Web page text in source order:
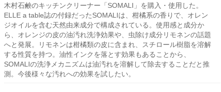
木村石鹸のキッチンクリーナー「SOMALI」を購入・使用した。
ELLE a table誌の付録だったSOMALIは、柑橘系の香りで、オレン
ジオイルを含む天然由来成分で構成されている。使用感と成分か
ら、オレンジの皮の油汚れ洗浄効果や、虫除け成分リモネンの話題
へと発展。リモネンは柑橘類の皮に含まれ、スチロール樹脂を溶解
する性質を持つ。油性インクを落とす効果もあることから、
SOMALIの洗浄メカニズムは油汚れを溶解して除去することだと推
測。今後様々な汚れへの効果を試したい。